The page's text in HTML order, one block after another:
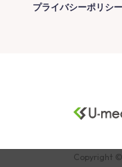
プライバシーポリシー
Copyright ©